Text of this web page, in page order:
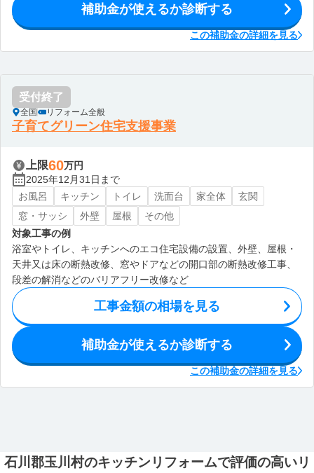
補助金が使えるか診断する
この補助金の詳細を見る
受付終了
全国 リフォーム全般
子育てグリーン住宅支援事業
上限60万円
2025年12月31日まで
お風呂
キッチン トイレ 洗面台 家全体
玄関
窓・サッシ
外壁 屋根
その他
対象工事の例
浴室やトイレ、キッチンへのエコ住宅設備の設置、外壁、屋根・
天井又は床の断熱改修、窓やドアなどの開口部の断熱改修工事、
段差の解消などのバリアフリー改修など
工事金額の相場を見る
補助金が使えるか診断する
この補助金の詳細を見る
石川郡玉川村のキッチンリフォームで評価の高いリ